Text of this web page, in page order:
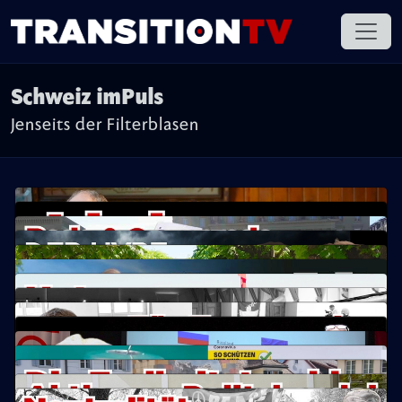
Schweiz imPuls
Jenseits der Filterblasen